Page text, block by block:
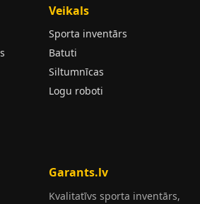
Veikals
Sporta inventārs
Batuti
Siltumnīcas
Logu roboti
Garants.lv
Kvalitatīvs sporta inventārs,